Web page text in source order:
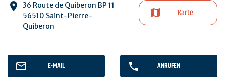
36 Route de Quiberon BP 11
56510 Saint-Pierre-
Quiberon
Karte
E-MAIL ANRUFEN